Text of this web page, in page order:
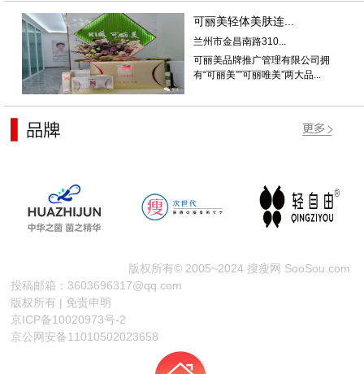
可丽美轻体美肤连...
兰州市金昌南路310...
可丽美品牌推广管理有限公司拥
有“可丽美””可丽唯美”两大品...
版权所有© 2005~2024 搜瘦网 SooSou.com
投稿邮箱：3603696317@qq.com
版权所有 | 免责申明
京ICP备10020973号-2
京公网安备11010502023658